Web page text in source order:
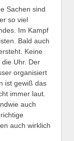
Sachen sind
so viel
Im Kampf
Bald auch
Keine
Uhr. Der
organisiert
ist gewiß das
immer laut.
auch
auch wirklich